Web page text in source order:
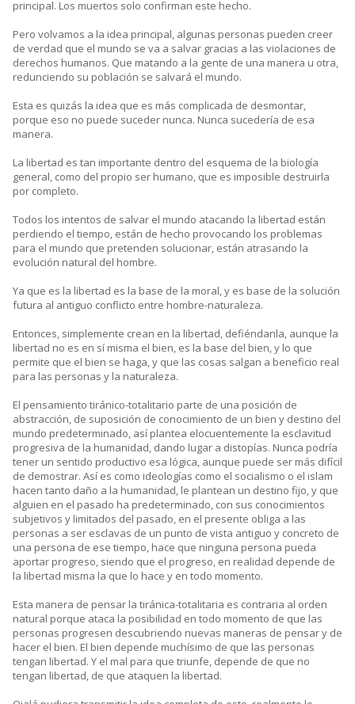
principal. Los muertos solo confirman este hecho.
Pero volvamos a la idea principal, algunas personas pueden creer
de verdad que el mundo se va a salvar gracias a las violaciones de
derechos humanos. Que matando a la gente de una manera u otra,
redunciendo su población se salvará el mundo.
Esta es quizás la idea que es más complicada de desmontar,
porque eso no puede suceder nunca. Nunca sucedería de esa
manera.
La libertad es tan importante dentro del esquema de la biología
general, como del propio ser humano, que es imposible destruirla
por completo.
Todos los intentos de salvar el mundo atacando la libertad están
perdiendo el tiempo, están de hecho provocando los problemas
para el mundo que pretenden solucionar, están atrasando la
evolución natural del hombre.
Ya que es la libertad es la base de la moral, y es base de la solución
futura al antiguo conflicto entre hombre-naturaleza.
Entonces, simplemente crean en la libertad, defiéndanla, aunque la
libertad no es en sí misma el bien, es la base del bien, y lo que
permite que el bien se haga, y que las cosas salgan a beneficio real
para las personas y la naturaleza.
El pensamiento tiránico-totalitario parte de una posición de
abstracción, de suposición de conocimiento de un bien y destino del
mundo predeterminado, así plantea elocuentemente la esclavitud
progresiva de la humanidad, dando lugar a distopías. Nunca podría
tener un sentido productivo esa lógica, aunque puede ser más difícil
de demostrar. Así es como ideologías como el socialismo o el islam
hacen tanto daño a la humanidad, le plantean un destino fijo, y que
alguien en el pasado ha predeterminado, con sus conocimientos
subjetivos y limitados del pasado, en el presente obliga a las
personas a ser esclavas de un punto de vista antiguo y concreto de
una persona de ese tiempo, hace que ninguna persona pueda
aportar progreso, siendo que el progreso, en realidad depende de
la libertad misma la que lo hace y en todo momento.
Esta manera de pensar la tiránica-totalitaria es contraria al orden
natural porque ataca la posibilidad en todo momento de que las
personas progresen descubriendo nuevas maneras de pensar y de
hacer el bien. El bien depende muchísimo de que las personas
tengan libertad. Y el mal para que triunfe, depende de que no
tengan libertad, de que ataquen la libertad.